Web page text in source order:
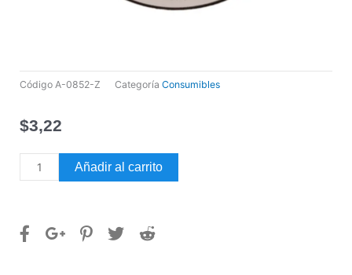
Código A-0852-Z Categoría Consumibles
$3,22
TEIPE
ELECTRICO
165
Añadir al carrito